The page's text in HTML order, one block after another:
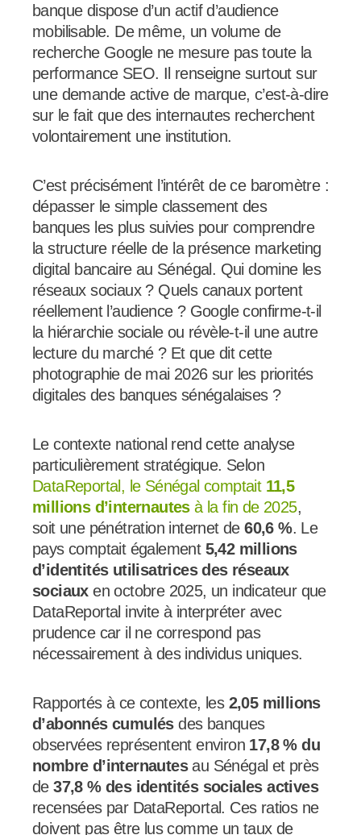
banque dispose d’un actif d’audience
mobilisable. De même, un volume de
recherche Google ne mesure pas toute la
performance SEO. Il renseigne surtout sur
une demande active de marque, c’est-à-dire
sur le fait que des internautes recherchent
volontairement une institution.
C’est précisément l’intérêt de ce baromètre :
dépasser le simple classement des
banques les plus suivies pour comprendre
la structure réelle de la présence marketing
digital bancaire au Sénégal. Qui domine les
réseaux sociaux ? Quels canaux portent
réellement l’audience ? Google confirme-t-il
la hiérarchie sociale ou révèle-t-il une autre
lecture du marché ? Et que dit cette
photographie de mai 2026 sur les priorités
digitales des banques sénégalaises ?
Le contexte national rend cette analyse
particulièrement stratégique. Selon
DataReportal, le Sénégal comptait 11,5
millions d’internautesà la fin de 2025,
soit une pénétration internet de60,6 %. Le
pays comptait également 5,42 millions
d’identités utilisatrices des réseaux
sociauxen octobre 2025, un indicateur que
DataReportal invite à interpréter avec
prudence car il ne correspond pas
nécessairement à des individus uniques.
Rapportés à ce contexte, les 2,05 millions
d’abonnés cumulésdes banques
observées représentent environ 17,8 % du
nombre d’internautesau Sénégal et près
de37,8 % des identités sociales actives
recensées par DataReportal. Ces ratios ne
doivent pas être lus comme un taux de